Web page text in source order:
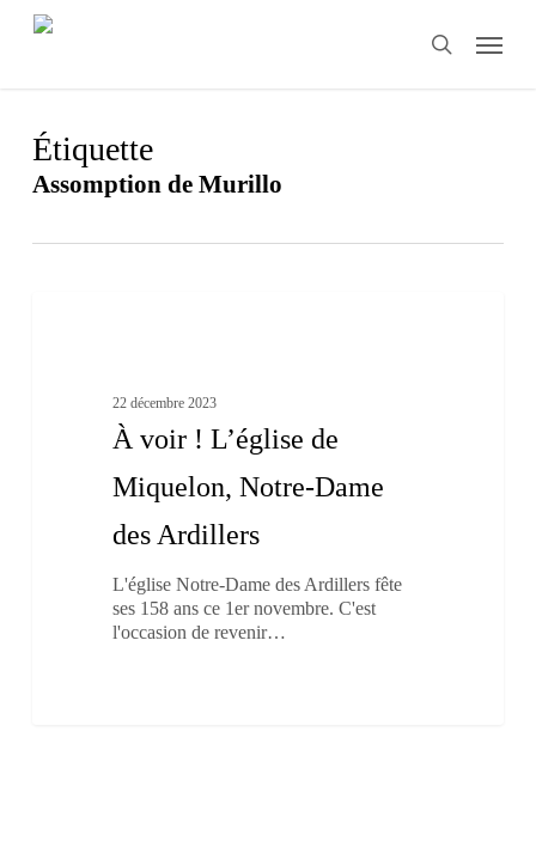
search
Menu
Étiquette
Assomption de Murillo
22 décembre 2023
À voir ! L’église de
Miquelon, Notre-Dame
des Ardillers
L'église Notre-Dame des Ardillers fête
ses 158 ans ce 1er novembre. C'est
l'occasion de revenir…